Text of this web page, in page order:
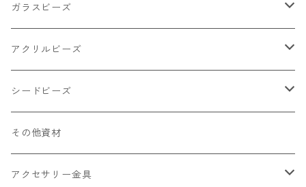
小物
カップ
リング イヤリング パーツ
チェーンパーツ
プラチャーム
食べ物系
キャンディ
ドーナツ
アニマル系
うさぎ
くま
スライス棒
フレーク カット済
シール付き
フルーツ系 野菜果物
ガラスビーズ
ミレフィオリ
ランプワーク
キャッツアイ
アクリルビーズ
丸玉6㎜ ラウンド
丸玉8㎜ ラウンド
カボチャ
シードビーズ
ミックス
2㎜
その他資材
アクセサリー金具